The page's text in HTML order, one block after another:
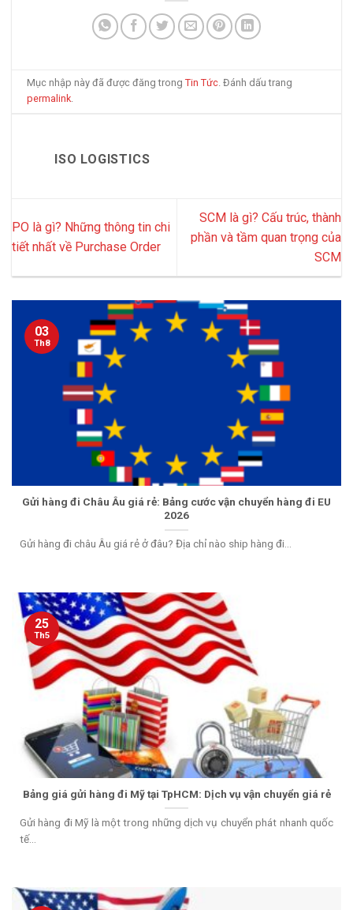
Mục nhập này đã được đăng trongTin Tức . Đánh dấu trang
permalink
ISO LOGISTICS
PO là gì? Những thông tin chi
tiết nhất về Purchase Order
SCM là gì? Cấu trúc, thành
phần và tầm quan trọng của
SCM
Gửi hàng đi Châu Âu giá rẻ: Bảng cước vận chuyển hàng đi EU
2026
Gửi hàng đi châu Âu giá rẻ ở đâu? Địa chỉ nào ship hàng đi...
03
Th8
Bảng giá gửi hàng đi Mỹ tại TpHCM: Dịch vụ vận chuyển giá rẻ
Gửi hàng đi Mỹ là một trong những dịch vụ chuyển phát nhanh quốc
tế...
25
Th5